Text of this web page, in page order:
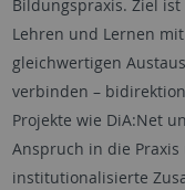
Bildungspraxis. Ziel
Lehren und Lernen
gleichwertigen
verbinden –
Projekte wie DiA:Net
Anspruch in die
institutionalisierte